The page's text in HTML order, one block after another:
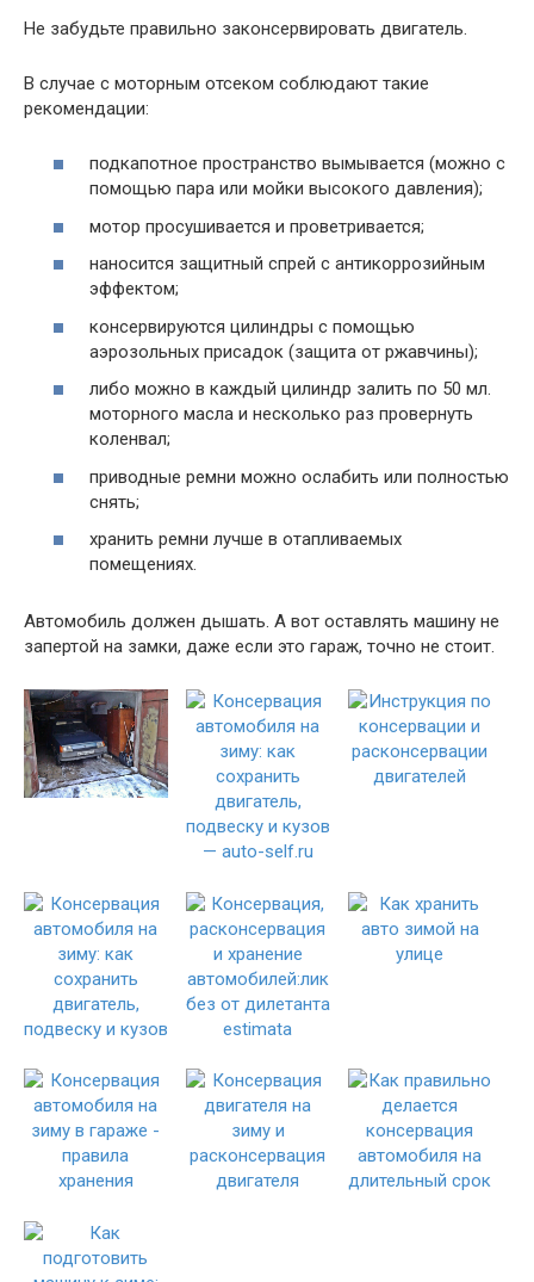
Не забудьте правильно законсервировать двигатель.
В случае с моторным отсеком соблюдают такие
рекомендации:
подкапотное пространство вымывается (можно с
помощью пара или мойки высокого давления);
мотор просушивается и проветривается;
наносится защитный спрей с антикоррозийным
эффектом;
консервируются цилиндры с помощью
аэрозольных присадок (защита от ржавчины);
либо можно в каждый цилиндр залить по 50 мл.
моторного масла и несколько раз провернуть
коленвал;
приводные ремни можно ослабить или полностью
снять;
хранить ремни лучше в отапливаемых
помещениях.
Автомобиль должен дышать. А вот оставлять машину не
запертой на замки, даже если это гараж, точно не стоит.